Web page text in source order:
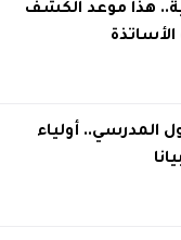
هذا موعد الكشف
المدرسي.. أولياء